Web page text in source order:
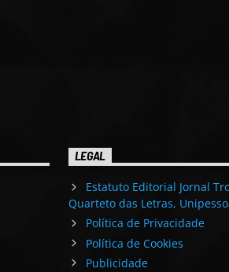
LEGAL
Estatuto Editorial Jornal
Quarteto das Letras,
Política de Privacidade
Política de Cookies
Publicidade